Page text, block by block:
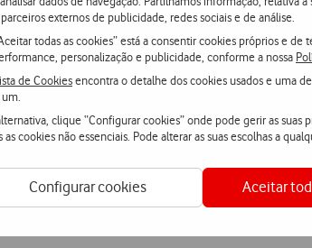
externos de publicidade, redes sociais e de análise.
todas as cookies” está a consentir cookies próprios e de
personalização e publicidade, conforme a nossa
de Cookiesencontra o detalhe dos cookies usados e uma
clique “Configurar cookies” onde pode gerir as suas
as cookies não essenciais. Pode alterar as suas escolhas a
Configurar cookies Aceitar
recebidas são gratuitas. Não inclui
ou números especiais de outros
sobre estes serviços de valor acrescentado
nível grossista (sem IVA): €1, 126/GB (valor